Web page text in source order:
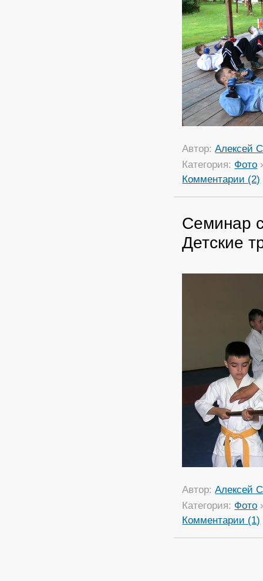
Автор:Алексей
Категория: Фото
Комментарии (2)
Семинар
Детские
Автор:Алексей
Категория: Фото
Комментарии (1)